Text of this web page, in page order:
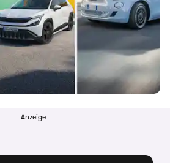
Anzeige